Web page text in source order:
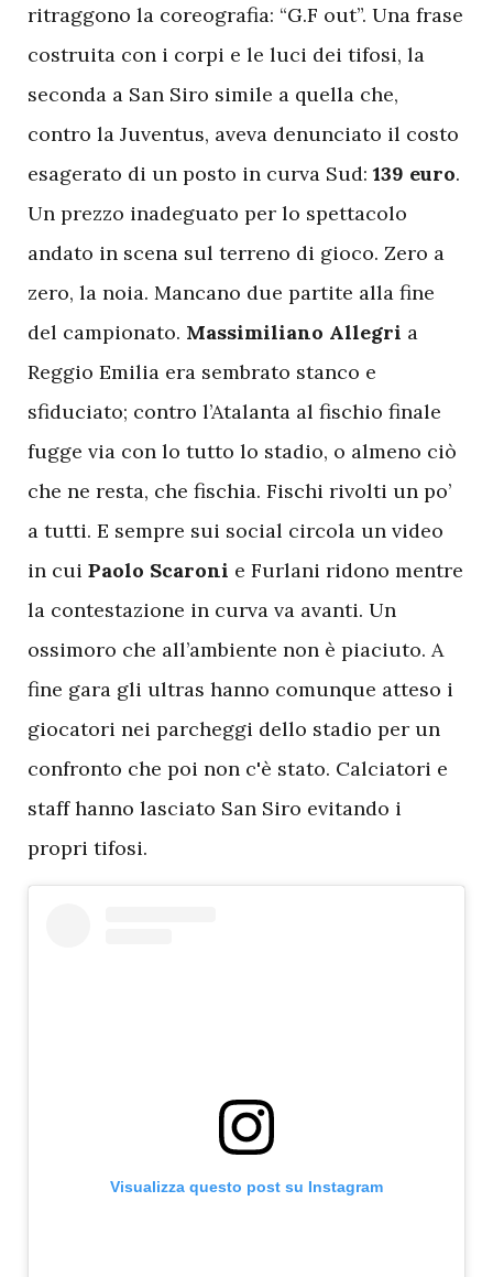
ritraggono la coreografia: “G.F out”. Una frase
costruita con i corpi e le luci dei tifosi, la
seconda a San Siro simile a quella che,
contro la Juventus, aveva denunciato il costo
esagerato di un posto in curva Sud: 139 euro.
Un prezzo inadeguato per lo spettacolo
andato in scena sul terreno di gioco. Zero a
zero, la noia. Mancano due partite alla fine
del campionato. Massimiliano Allegri a
Reggio Emilia era sembrato stanco e
sfiduciato; contro l’Atalanta al fischio finale
fugge via con lo tutto lo stadio, o almeno ciò
che ne resta, che fischia. Fischi rivolti un po’
a tutti. E sempre sui social circola un video
in cui Paolo Scaroni e Furlani ridono mentre
la contestazione in curva va avanti. Un
ossimoro che all’ambiente non è piaciuto. A
fine gara gli ultras hanno comunque atteso i
giocatori nei parcheggi dello stadio per un
confronto che poi non c'è stato. Calciatori e
staff hanno lasciato San Siro evitando i
propri tifosi.
Visualizza questo post su Instagram